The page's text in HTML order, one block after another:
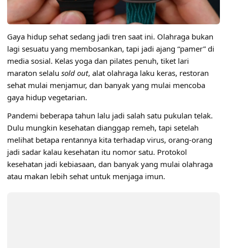
Gaya hidup sehat sedang jadi tren saat ini. Olahraga bukan
lagi sesuatu yang membosankan, tapi jadi ajang “pamer” di
media sosial. Kelas yoga dan pilates penuh, tiket lari
maraton selalu sold out, alat olahraga laku keras, restoran
sehat mulai menjamur, dan banyak yang mulai mencoba
gaya hidup vegetarian.
Pandemi beberapa tahun lalu jadi salah satu pukulan telak.
Dulu mungkin kesehatan dianggap remeh, tapi setelah
melihat betapa rentannya kita terhadap virus, orang-orang
jadi sadar kalau kesehatan itu nomor satu. Protokol
kesehatan jadi kebiasaan, dan banyak yang mulai olahraga
atau makan lebih sehat untuk menjaga imun.